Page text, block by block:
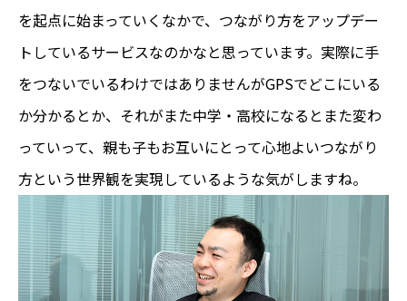
を起点に始まっていくなかで、つながり方をアップデー
トしているサービスなのかなと思っています。実際に手
をつないでいるわけではありませんがGPSでどこにいる
か分かるとか、それがまた中学・高校になるとまた変わ
っていって、親も子もお互いにとって心地よいつながり
方という世界観を実現しているような気がしますね。